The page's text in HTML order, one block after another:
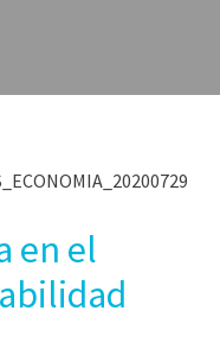
en el